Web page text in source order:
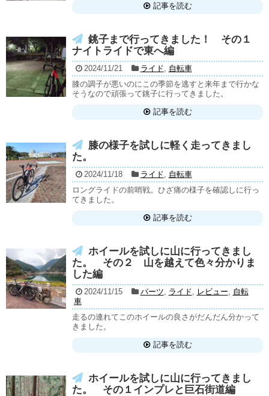
記事を読む
銚子まで行ってきました！ その１
ナイトライドで東へ編
2024/11/21 ライド
自転車
膝の調子が悪いのにこの季節を逃すと来年まで行かな
そうなので頑張って銚子に行ってきました。
記事を読む
膝の様子を試しに軽く走ってきまし
た。
2024/11/18 ライド
自転車
ロングライドの前哨戦。ひざ痛の様子を確認しに行っ
てきました。
記事を読む
ホイールを試しに山に行ってきまし
た。 その２ 山を越えて色々分かりま
した編
2024/11/15 パーツ ライド レビュー
自転
車
走るの連れてこのホイールの良さがだんだん分かって
きました。
記事を読む
ホイールを試しに山に行ってきまし
た。 その１インプレと巨石街道編